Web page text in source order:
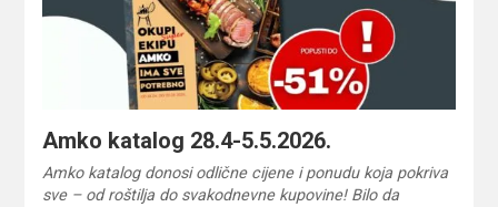
Amko katalog 28.4-5.5.2026.
Amko katalog donosi odlične cijene i ponudu koja pokriva
sve – od roštilja do svakodnevne kupovine! Bilo da